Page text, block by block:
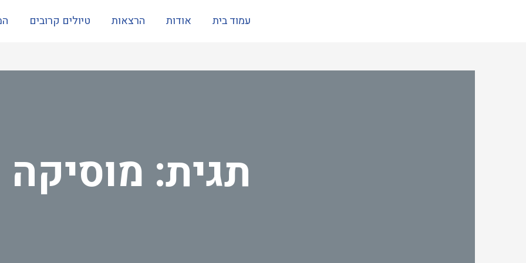
עמוד בית אודות הרצאות טיולים קרובים
תגית: מוסיקה